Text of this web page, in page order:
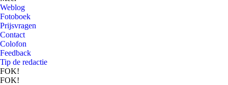
Weblog
Fotoboek
Prijsvragen
Contact
Colofon
Feedback
Tip de redactie
FOK!
FOK!